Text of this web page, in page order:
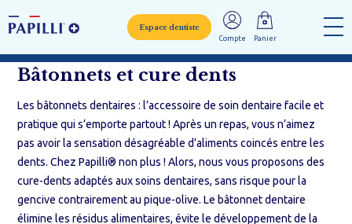
Espace dentiste
Compte Panier
Bâtonnets et cure dents
Les bâtonnets dentaires : l’accessoire de soin dentaire facile et
pratique qui s’emporte partout ! Après un repas, vous n’aimez
pas avoir la sensation désagréable d’aliments coincés entre les
dents. Chez Papilli® non plus ! Alors, nous vous proposons des
cure-dents adaptés aux soins dentaires, sans risque pour la
gencive contrairement au pique-olive. Le bâtonnet dentaire
élimine les résidus alimentaires, évite le développement de la